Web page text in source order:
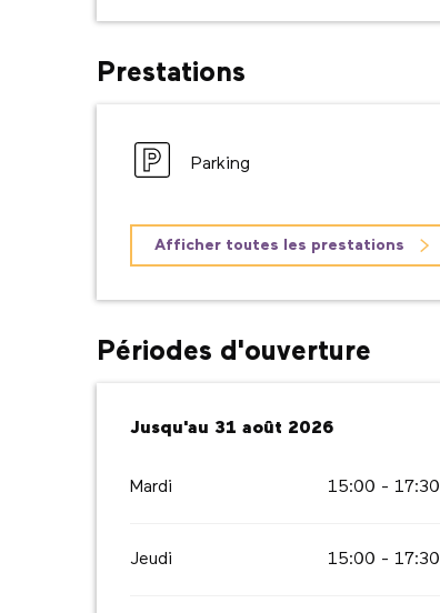
Prestations
Parking
Afficher toutes les prestations
Périodes d'ouverture
Du1 juillet 2026 au31 août 2026
Jusqu'au 31 août 2026
Mardi 15:00 - 17:30
Jeudi 15:00 - 17:30